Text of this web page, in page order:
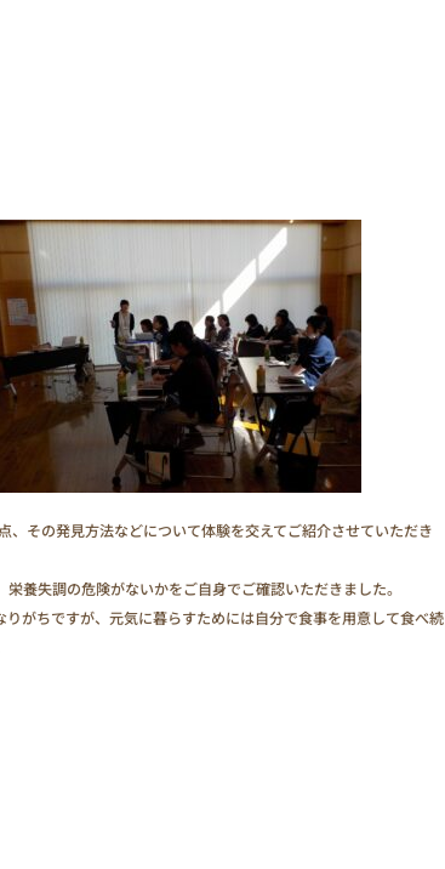
その発見方法などについて体験を交えてご紹介させていただき
養失調の危険がないかをご自身でご確認いただきました。
がちですが、元気に暮らすためには自分で食事を用意して食べ続